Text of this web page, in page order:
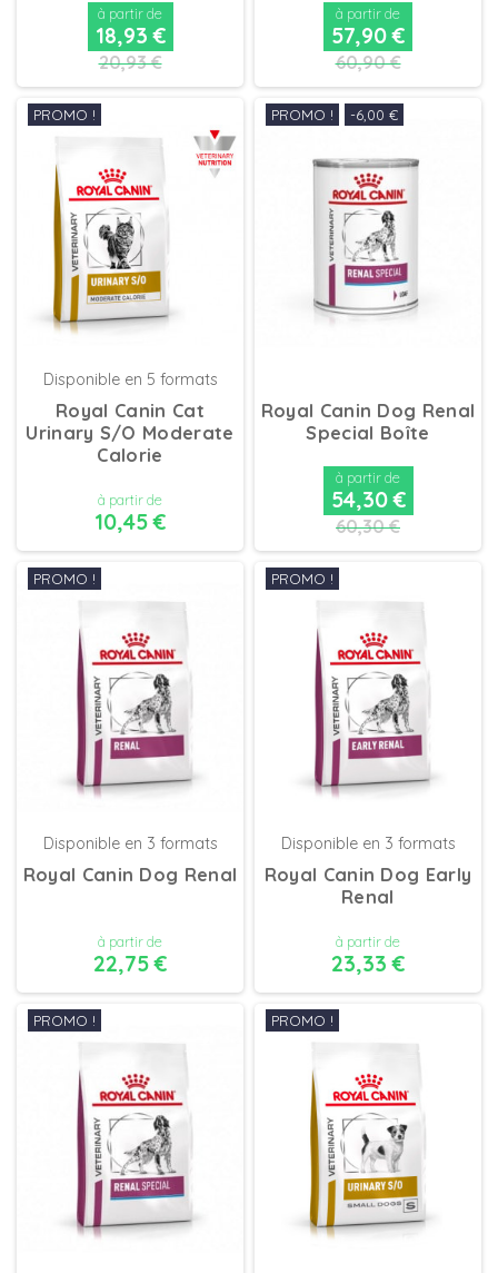
à partir de
18,93 €
20,93 €
DÉTAILS
à partir de
57,90 €
60,90 €
DÉTAILS
PROMO !
Disponible en 5 formats
Royal Canin Cat
Urinary S/O Moderate
Calorie
à partir de
10,45 €
PROMO ! -6,00 €
Royal Canin Dog Renal
Special Boîte
à partir de
54,30 €
60,30 €
PROMO !
Disponible en 3 formats
Royal Canin Dog Renal
à partir de
22,75 €
PROMO !
Disponible en 3 formats
Royal Canin Dog Early
Renal
à partir de
23,33 €
PROMO ! PROMO !